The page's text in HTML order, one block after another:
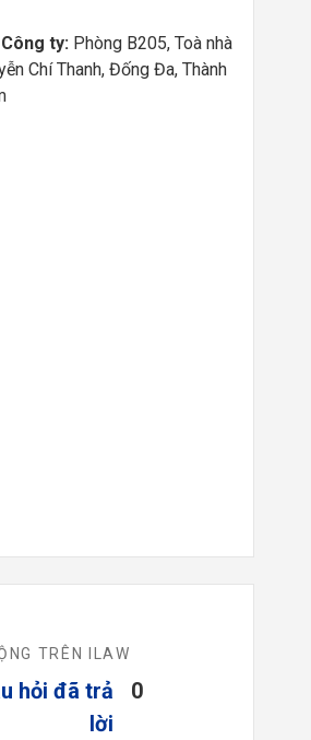
ty: Phòng B205, Toà nhà
Chí Thanh, Đống Đa, Thành
TRÊN ILAW
hỏi đã trả
lời
0